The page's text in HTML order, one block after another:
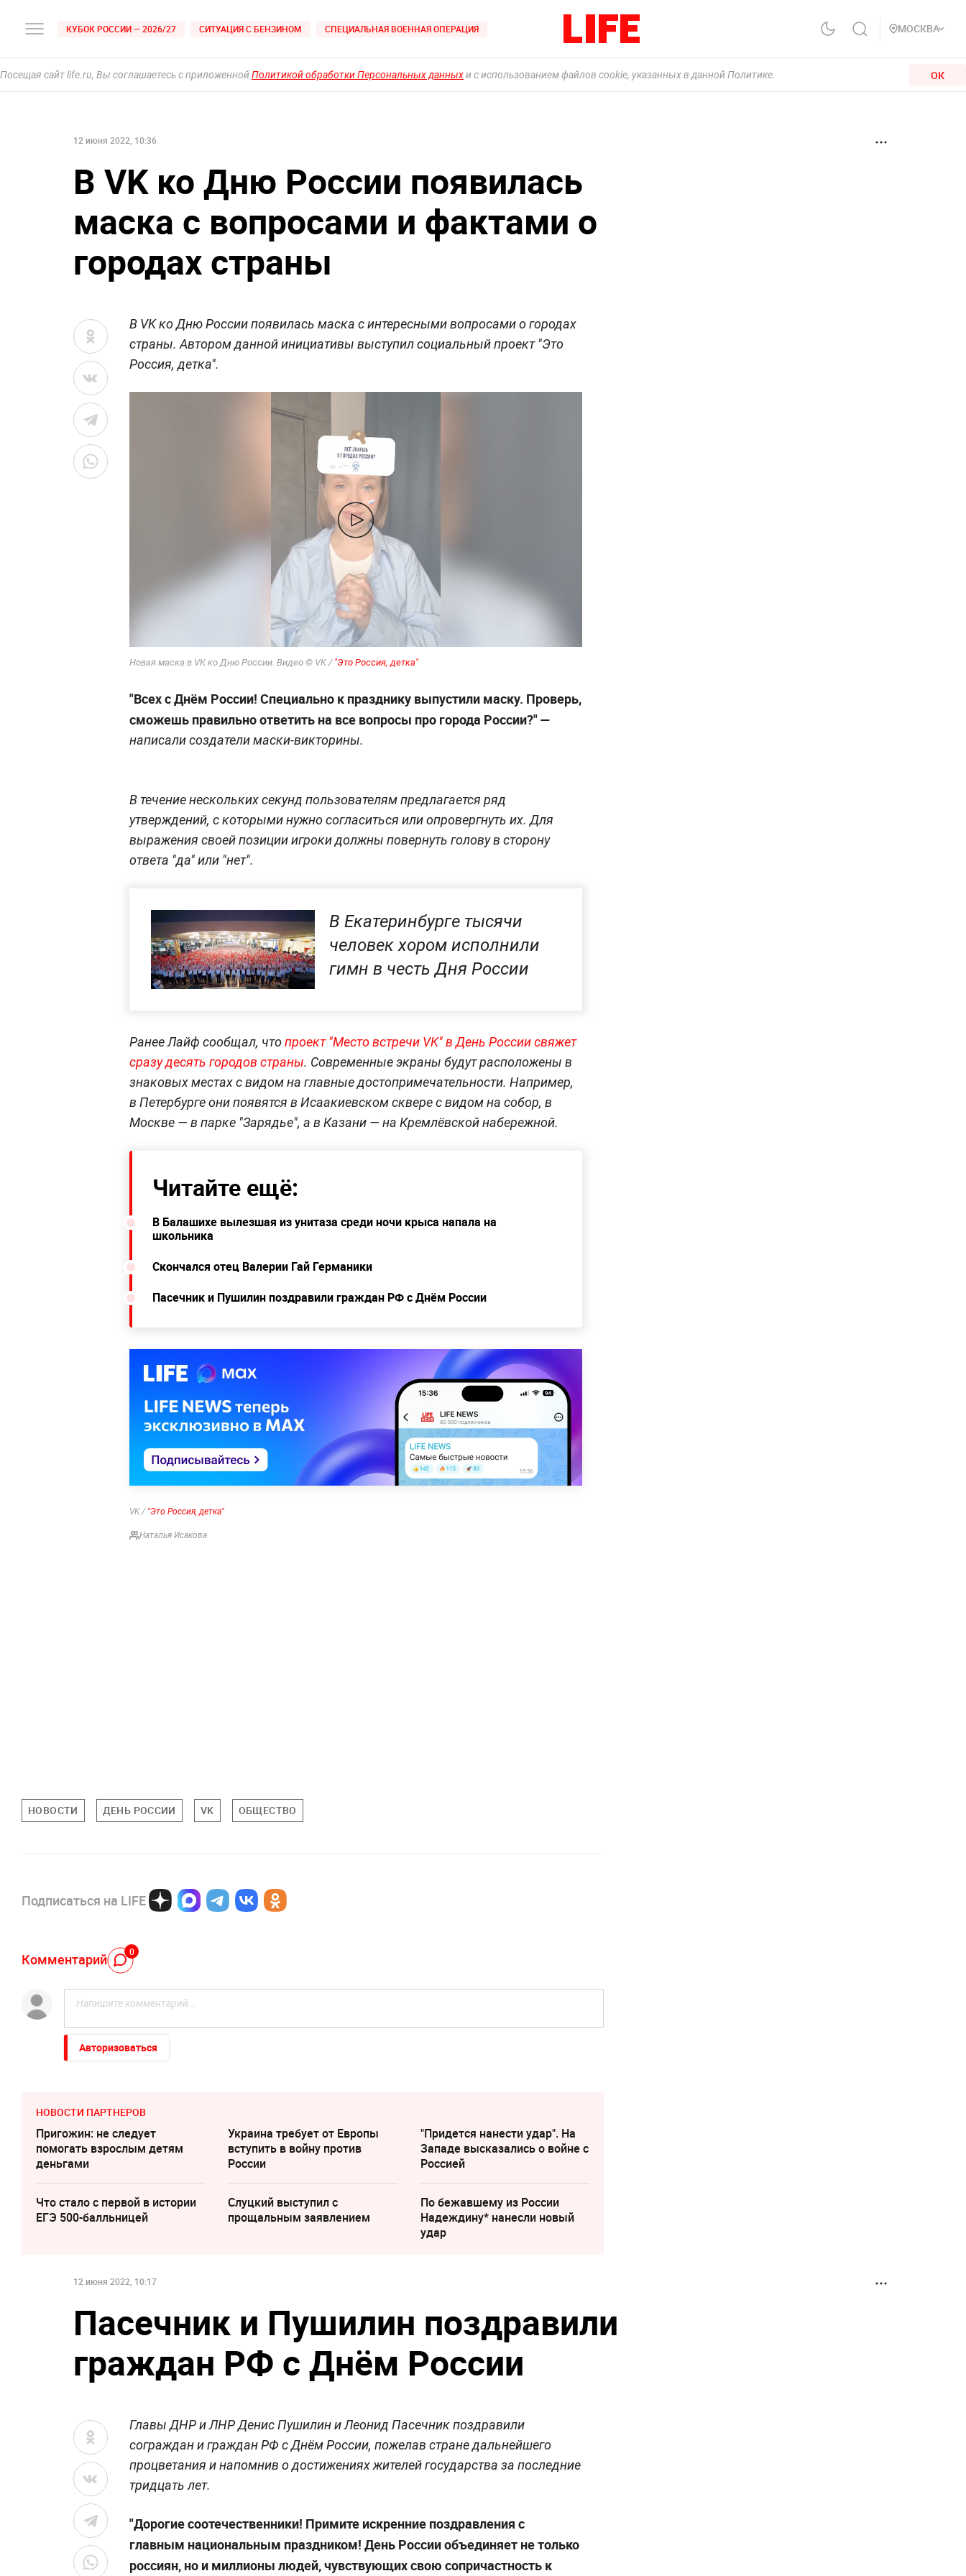
КУБОК РОССИИ — 2026/27 СИТУАЦИЯ С БЕНЗИНОМ СПЕЦИАЛЬНАЯ ВОЕННАЯ ОПЕРАЦИЯ МОСКВА
Посещая сайт life.ru, Вы соглашаетесь с приложеннойПолитикой обработки Персональных данныхи с использованием файлов cookie, указанных в данной Политике. ОК
12 июня 2022, 10:36
В VK ко Дню России появилась
маска с вопросами и фактами о
городах страны
В VK ко Дню России появилась маска с интересными вопросами о городах
страны. Автором данной инициативы выступил социальный проект "Это
Россия, детка".
Новая маска в VK ко Дню России. Видео © VK / "Это Россия, детка"
"Всех с Днём России! Специально к празднику выпустили маску. Проверь,
сможешь правильно ответить на все вопросы про города России?" —
написали создатели маски-викторины.
В течение нескольких секунд пользователям предлагается ряд
утверждений, с которыми нужно согласиться или опровергнуть их. Для
выражения своей позиции игроки должны повернуть голову в сторону
ответа "да" или "нет".
В Екатеринбурге тысячи
человек хором исполнили
гимн в честь Дня России
Ранее Лайф сообщал, чтопроект "Место встречи VK" в День России свяжет
сразу десять городов страны. Современные экраны будут расположены в
знаковых местах с видом на главные достопримечательности. Например,
в Петербурге они появятся в Исаакиевском сквере с видом на собор, в
Москве — в парке "Зарядье", а в Казани — на Кремлёвской набережной.
Читайте ещё:
В Балашихе вылезшая из унитаза среди ночи крыса напала на
школьника
Скончался отец Валерии Гай Германики
Пасечник и Пушилин поздравили граждан РФ с Днём России
VK / "Это Россия, детка"
Наталья Исакова
НОВОСТИ ДЕНЬ РОССИИ VK ОБЩЕСТВО
Подписаться на LIFE
Комментарий 0
Авторизоваться
НОВОСТИ ПАРТНЕРОВ
Пригожин: не следует
помогать взрослым детям
деньгами
Украина требует от Европы
вступить в войну против
России
"Придется нанести удар". На
Западе высказались о войне с
Россией
Что стало с первой в истории
ЕГЭ 500-балльницей
Слуцкий выступил с
прощальным заявлением
По бежавшему из России
Надеждину* нанесли новый
удар
12 июня 2022, 10:17
Пасечник и Пушилин поздравили
граждан РФ с Днём России
Главы ДНР и ЛНР Денис Пушилин и Леонид Пасечник поздравили
сограждан и граждан РФ с Днём России, пожелав стране дальнейшего
процветания и напомнив о достижениях жителей государства за последние
тридцать лет.
"Дорогие соотечественники! Примите искренние поздравления с
главным национальным праздником! День России объединяет не только
россиян, но и миллионы людей, чувствующих свою сопричастность к